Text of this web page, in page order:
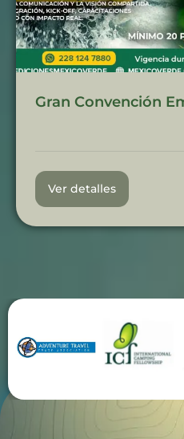
Gran Convención
Ver detalles